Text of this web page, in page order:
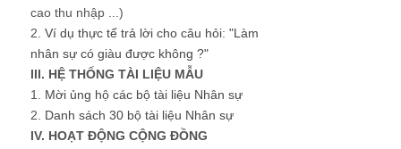
cao thu nhập ...)
2. Ví dụ thực tế trả lời cho câu hỏi: "Làm
nhân sự có giàu được không ?"
III. HỆ THỐNG TÀI LIỆU MẪU
1. Mời ủng hộ các bộ tài liệu Nhân sự
2. Danh sách 30 bộ tài liệu Nhân sự
IV. HOẠT ĐỘNG CỘNG ĐỒNG